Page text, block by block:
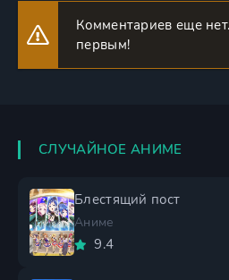
Комментариев еще
первым!
СЛУЧАЙНОЕ АНИМЕ
Блестящий пост
Аниме
9.4